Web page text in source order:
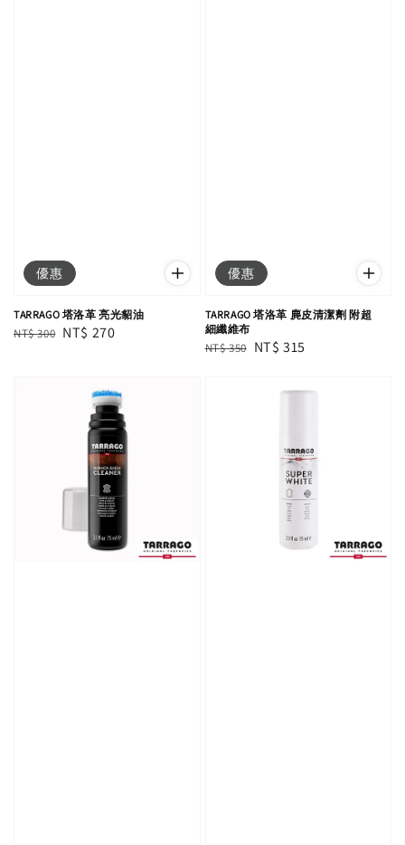
優惠
TARRAGO 塔洛革 亮光貂油
Regular
NT$ 300 Sale
NT$ 270
優惠
TARRAGO 塔洛革 麂皮清潔劑 附超
細纖維布
Regular
NT$ 350 Sale
NT$ 315